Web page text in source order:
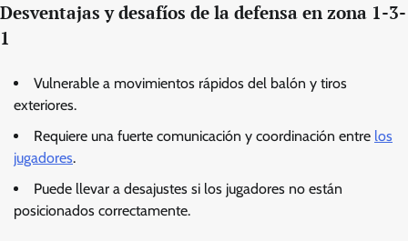
Desventajas y desafíos de la defensa en zona 1-3-
1
Vulnerable a movimientos rápidos del balón y tiros
exteriores.
Requiere una fuerte comunicación y coordinación entre los
jugadores.
Puede llevar a desajustes si los jugadores no están
posicionados correctamente.